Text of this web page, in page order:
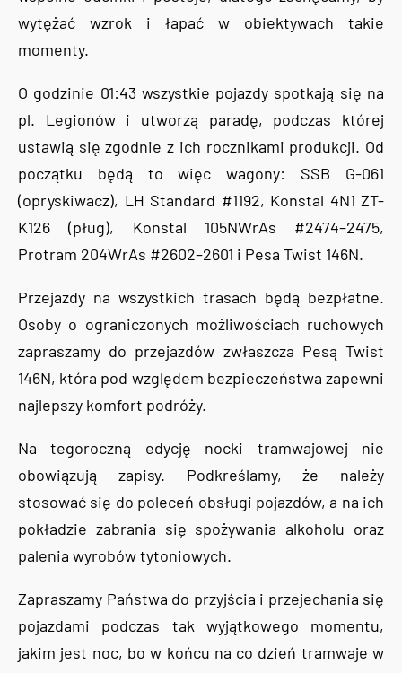
wytężać wzrok i łapać w obiektywach takie
momenty.
O godzinie 01:43 wszystkie pojazdy spotkają się na
pl. Legionów i utworzą paradę, podczas której
ustawią się zgodnie z ich rocznikami produkcji. Od
początku będą to więc wagony: SSB G-061
(opryskiwacz), LH Standard #1192, Konstal 4N1 ZT-
K126 (pług), Konstal 105NWrAs #2474–2475,
Protram 204WrAs #2602–2601 i Pesa Twist 146N.
Przejazdy na wszystkich trasach będą bezpłatne.
Osoby o ograniczonych możliwościach ruchowych
zapraszamy do przejazdów zwłaszcza Pesą Twist
146N, która pod względem bezpieczeństwa zapewni
najlepszy komfort podróży.
Na tegoroczną edycję nocki tramwajowej nie
obowiązują zapisy. Podkreślamy, że należy
stosować się do poleceń obsługi pojazdów, a na ich
pokładzie zabrania się spożywania alkoholu oraz
palenia wyrobów tytoniowych.
Zapraszamy Państwa do przyjścia i przejechania się
pojazdami podczas tak wyjątkowego momentu,
jakim jest noc, bo w końcu na co dzień tramwaje w